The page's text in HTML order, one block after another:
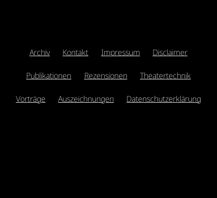
Archiv Kontakt Impressum Disclaimer
Publikationen Rezensionen Theatertechnik
Vorträge Auszeichnungen Datenschutzerklärung